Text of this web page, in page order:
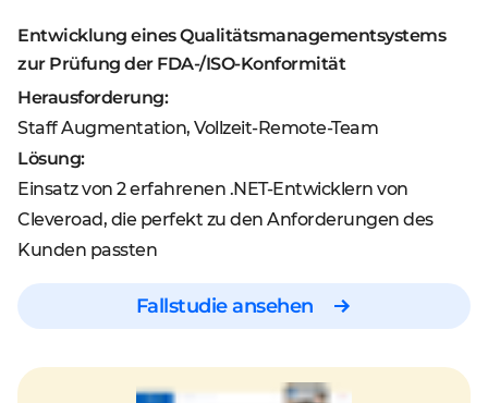
Entwicklung eines Qualitätsmanagementsystems
zur Prüfung der FDA-/ISO-Konformität
Herausforderung:
Staff Augmentation, Vollzeit-Remote-Team
Lösung:
Einsatz von 2 erfahrenen .NET-Entwicklern von
Cleveroad, die perfekt zu den Anforderungen des
Kunden passten
Fallstudie ansehen